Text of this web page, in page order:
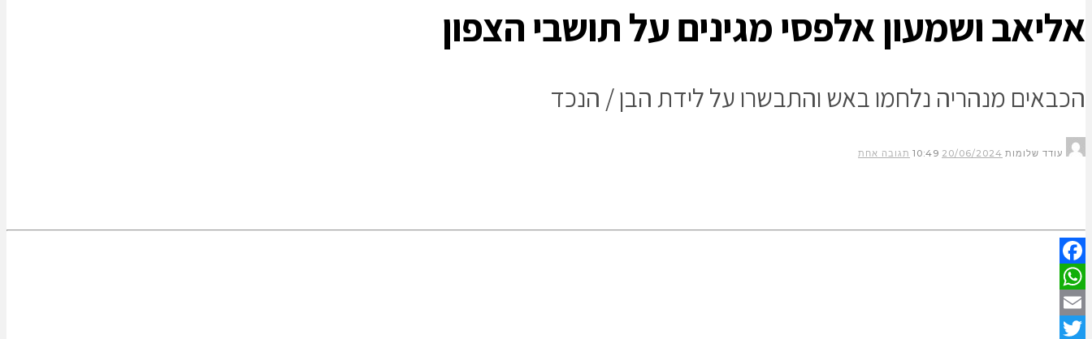
אליאב ושמעון אלפסי מגינים על תושבי הצפון
הכבאים מנהריה נלחמו באש והתבשרו על לידת הבן / הנכד
עודד שלומות 20/06/2024
10:49 תגובה אחת
Facebook
WhatsApp
Email